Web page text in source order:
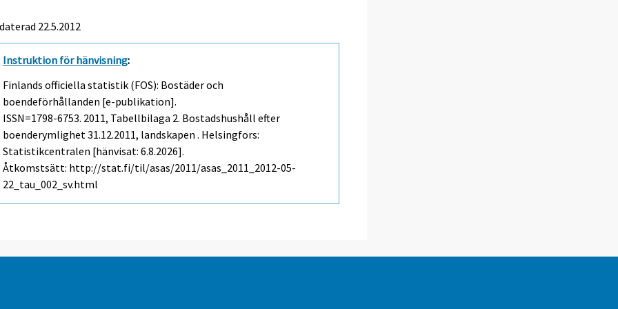
22.5.2012
Instruktion för hänvisning:
Finlands officiella statistik (FOS): Bostäder och
boendeförhållanden [e-publikation].
ISSN=1798-6753. 2011, Tabellbilaga 2. Bostadshushåll efter
boenderymlighet 31.12.2011, landskapen . Helsingfors:
Statistikcentralen [hänvisat: 6.8.2026].
Åtkomstsätt: http://stat.fi/til/asas/2011/asas_2011_2012-05-
22_tau_002_sv.html